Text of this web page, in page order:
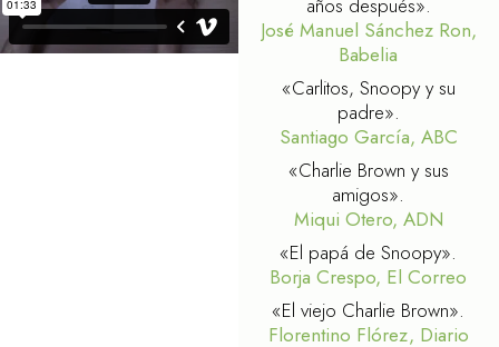
años después».
José Manuel Sánchez Ron,
Babelia
«Carlitos, Snoopy y su
padre».
Santiago García, ABC
«Charlie Brown y sus
amigos».
Miqui Otero, ADN
«El papá de Snoopy».
Borja Crespo, El Correo
«El viejo Charlie Brown».
Florentino Flórez, Diario